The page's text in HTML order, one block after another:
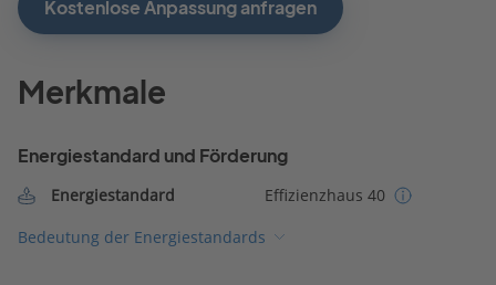
Kostenlose Anpassung anfragen
Merkmale
Energiestandard und Förderung
Energiestandard
Effizienzhaus 40
Bedeutung der Energiestandards